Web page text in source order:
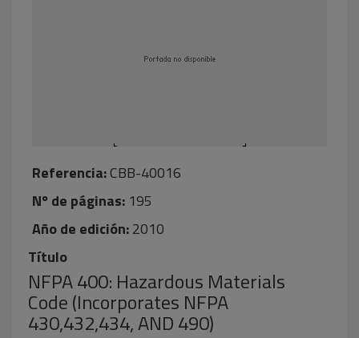
Referencia:CBB-40016
Nº de páginas: 195
Año de edición:2010
Título
NFPA 400: Hazardous Materials
Code (Incorporates NFPA
430,432,434, AND 490)